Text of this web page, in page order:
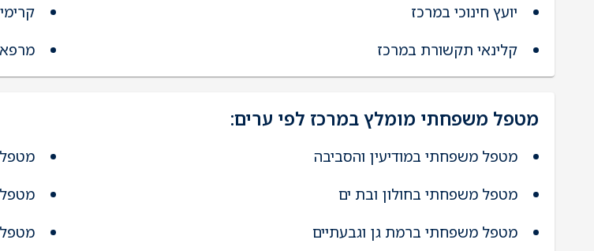
יועץ חינוכי במרכז
קלינאי תקשורת במרכז
מטפל משפחתי מומלץ במרכז לפי ערים:
מטפל משפחתי במודיעין והסביבה
מטפל משפחתי בחולון ובת ים
מטפל משפחתי ברמת גן וגבעתיים